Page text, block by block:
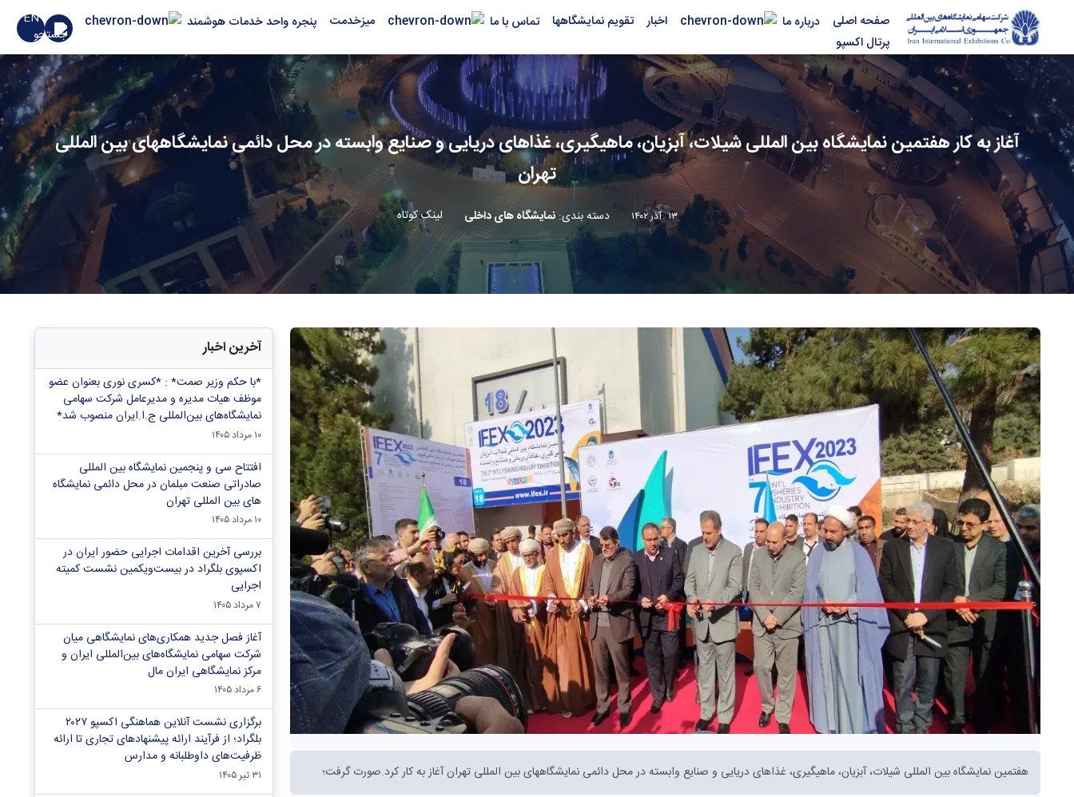
صفحه اصلی درباره ما اخبار تقویم نمایشگاهها تماس با ما میزخدمت
پنجره واحد خدمات هوشمند
پرتال اکسپو
EN
آغاز به کار هفتمین نمایشگاه بین المللی شیلات، آبزیان، ماهیگیری، غذاهای دریایی و صنایع وابسته در محل دائمی نمایشگاههای بین المللی
تهران
۱۳ آذر ۱۴۰۲ دسته بندی: نمایشگاه های داخلی لینک کوتاه
هفتمین نمایشگاه بین المللی شیلات، آبزیان، ماهیگیری، غذاهای دریایی و صنایع وابسته در محل دائمی نمایشگاههای بین المللی تهران آغاز به کار کرد.صورت گرفت؛
آخرین اخبار
*با حکم وزیر صمت* : *کسری نوری بعنوان عضو
موظف هیات مدیره و مدیرعامل شرکت سهامی
نمایشگاه‌های بین‌المللی ج.ا.ایران منصوب شد*
۱۰ مرداد ۱۴۰۵
افتتاح سی و پنجمین نمایشگاه بین المللی
صادراتی صنعت مبلمان در محل دائمی نمایشگاه
های بین المللی تهران
۱۰ مرداد ۱۴۰۵
بررسی آخرین اقدامات اجرایی حضور ایران در
اکسپوی بلگراد در بیست‌ویکمین نشست کمیته
اجرایی
۷ مرداد ۱۴۰۵
آغاز فصل جدید همکاری‌های نمایشگاهی میان
شرکت سهامی نمایشگاه‌های بین‌المللی ایران و
مرکز نمایشگاهی ایران‌ مال
۶ مرداد ۱۴۰۵
برگزاری نشست آنلاین هماهنگی اکسپو ۲۰۲۷
بلگراد؛ از فرآیند ارائه پیشنهادهای تجاری تا ارائه
ظرفیت‌های داوطلبانه و مدارس
۳۱ تیر ۱۴۰۵